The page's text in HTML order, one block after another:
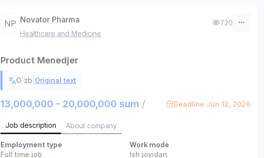
NP Novator Pharma
Healthcare and Medicine
720
Product Menedjer
O`zb Original text
13,000,000 - 20,000,000 sum / Deadline Jun 12, 2026
Job description About company
Employment type
Full time job
Work mode
Ish joyidan